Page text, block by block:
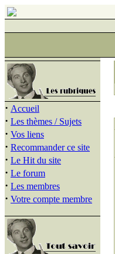
· Accueil
· Les thèmes / Sujets
· Vos liens
· Recommander ce site
· Le Hit du site
· Le forum
· Les membres
· Votre compte membre